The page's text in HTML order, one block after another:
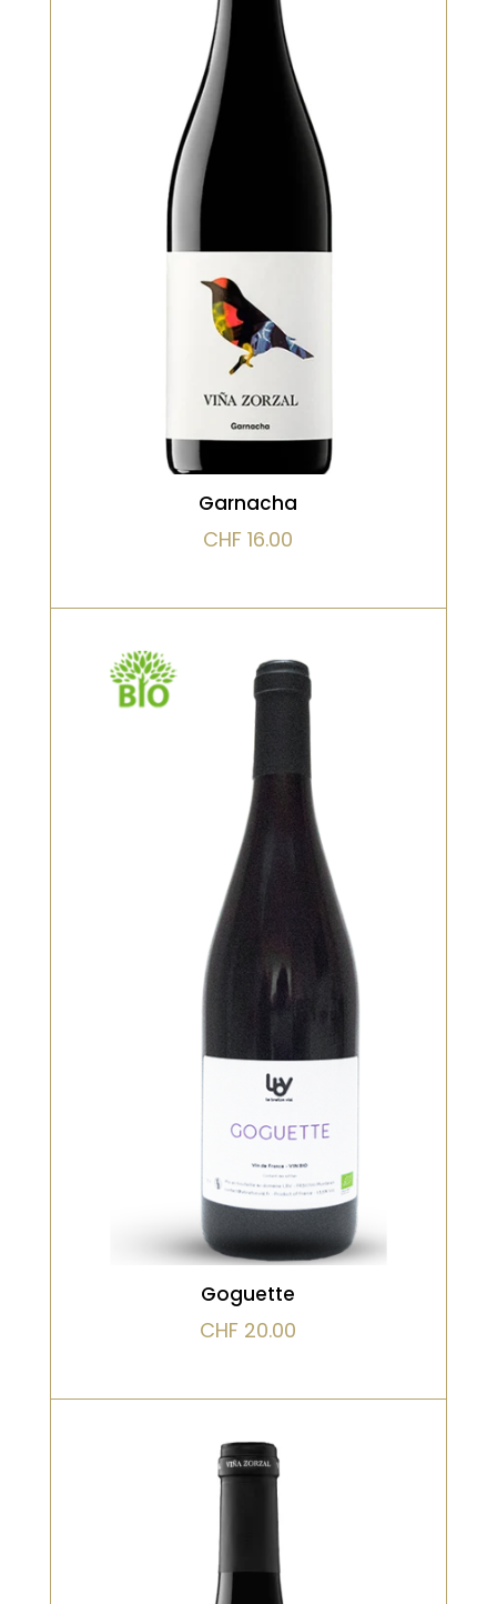
Rouge
La spécialité de Zorzal. Rouge juteux,
vibrant, avec des arômes de fruits
rouges, de garrigue et parfois une
touche fumée. La bouche est fraîche,
élégante, avec une belle pureté de
fruit et une grande buvabilité.
Garnacha
CHF 16.00
Rouge, Bio
Vendange manuelle, presse direct,
pas de macération. levure indigène,
dose très minime de so2 à la mise
en bouteille. Cette cuvée est très
souple et fruitée, un joli grenache
tout en finesse qui développe des
arômes de fleurs blanches.
VOIR LE PRODUIT
Goguette
CHF 20.00
Rouge, Vieilli en fût de chêne